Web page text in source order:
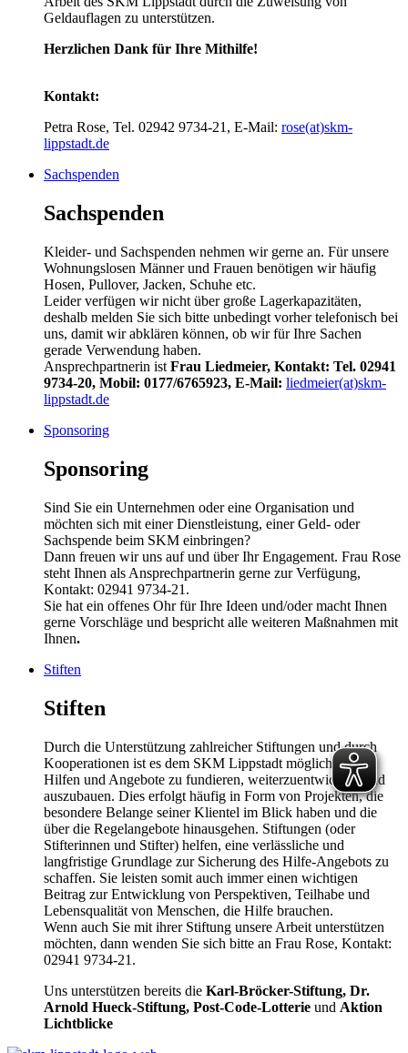
Geldauflagen zu unterstützen.
Herzlichen Dank für Ihre Mithilfe!
Kontakt:
Petra Rose, Tel. 02942 9734-21, E-Mail: rose(at)skm-
lippstadt.de
Sachspenden
Sachspenden
Kleider- und Sachspenden nehmen wir gerne an. Für unsere
Wohnungslosen Männer und Frauen benötigen wir häufig
Hosen, Pullover, Jacken, Schuhe etc.
Leider verfügen wir nicht über große Lagerkapazitäten,
deshalb melden Sie sich bitte unbedingt vorher telefonisch bei
uns, damit wir abklären können, ob wir für Ihre Sachen
gerade Verwendung haben.
Ansprechpartnerin ist Frau Liedmeier, Kontakt: Tel. 02941
9734-20, Mobil: 0177/6765923, E-Mail: liedmeier(at)skm-
lippstadt.de
Sponsoring
Sponsoring
Sind Sie ein Unternehmen oder eine Organisation und
möchten sich mit einer Dienstleistung, einer Geld- oder
Sachspende beim SKM einbringen?
Dann freuen wir uns auf und über Ihr Engagement. Frau Rose
steht Ihnen als Ansprechpartnerin gerne zur Verfügung,
Kontakt: 02941 9734-21.
Sie hat ein offenes Ohr für Ihre Ideen und/oder macht Ihnen
gerne Vorschläge und bespricht alle weiteren Maßnahmen mit
Ihnen.
Stiften
Stiften
Durch die Unterstützung zahlreicher Stiftungen und durch
Kooperationen ist es dem SKM Lippstadt möglich, seine
Hilfen und Angebote zu fundieren, weiterzuentwickeln und
auszubauen. Dies erfolgt häufig in Form von Projekten, die
besondere Belange seiner Klientel im Blick haben und die
über die Regelangebote hinausgehen. Stiftungen (oder
Stifterinnen und Stifter) helfen, eine verlässliche und
langfristige Grundlage zur Sicherung des Hilfe-Angebots zu
schaffen. Sie leisten somit auch immer einen wichtigen
Beitrag zur Entwicklung von Perspektiven, Teilhabe und
Lebensqualität von Menschen, die Hilfe brauchen.
Wenn auch Sie mit ihrer Stiftung unsere Arbeit unterstützen
möchten, dann wenden Sie sich bitte an Frau Rose, Kontakt:
02941 9734-21.
Uns unterstützen bereits die Karl-Bröcker-Stiftung, Dr.
Arnold Hueck-Stiftung, Post-Code-Lotterie und Aktion
Lichtblicke